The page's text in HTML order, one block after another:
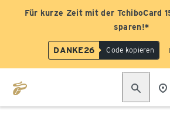
Für kurze Zeit mit der TchiboCard
sparen!*
DANKE26 Code kopieren